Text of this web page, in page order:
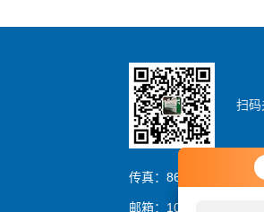
您好！
服务，
扫码
传真：86-0536-
邮箱：